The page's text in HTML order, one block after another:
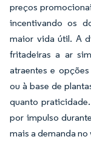
preços
incentivando os
maior vida útil. A
fritadeiras a ar
atraentes e
ou à base de
quanto
por impulso
mais a demanda no